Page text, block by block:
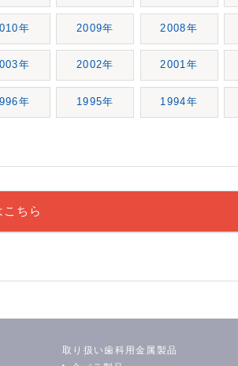
年 2009年 2008年
年 2002年 2001年
年 1995年 1994年
こちら
取り扱い歯科用金属製品